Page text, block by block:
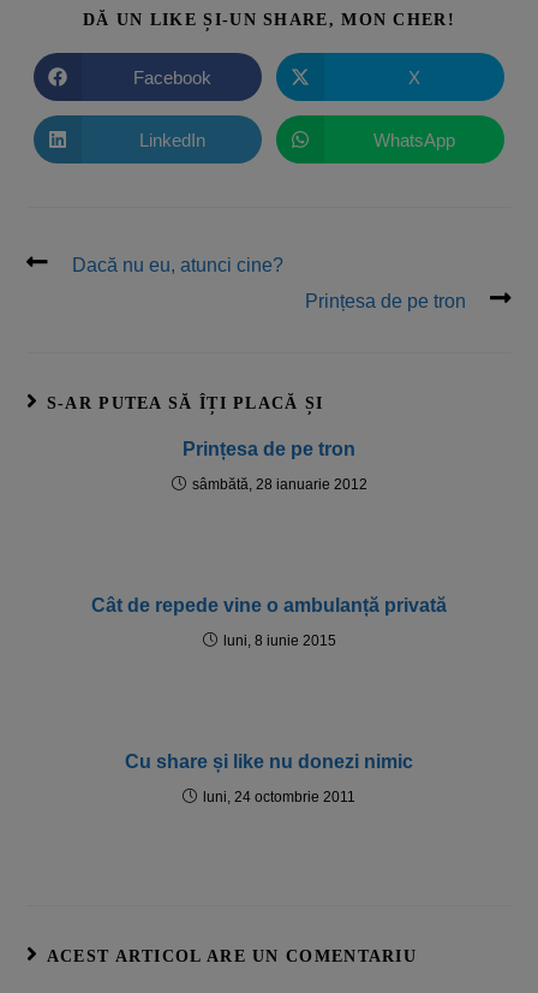
DĂ UN LIKE ȘI-UN SHARE, MON CHER!
Facebook X
LinkedIn WhatsApp
Dacă nu eu, atunci cine?
Prințesa de pe tron
S-AR PUTEA SĂ ÎȚI PLACĂ ȘI
Prințesa de pe tron
sâmbătă, 28 ianuarie 2012
Cât de repede vine o ambulanță privată
luni, 8 iunie 2015
Cu share și like nu donezi nimic
luni, 24 octombrie 2011
ACEST ARTICOL ARE UN COMENTARIU